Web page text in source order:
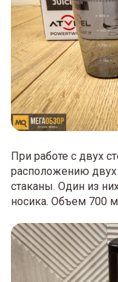
При работе с двух
расположению двух
стаканы. Один из
носика. Объем 700